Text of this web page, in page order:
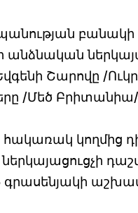
բանակի
Շարովը /
/Մեծ Բրիտանիա/
կողմից